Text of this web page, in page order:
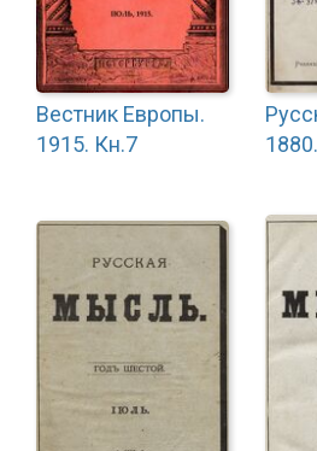
Вестник Европы.
1915. Кн.7